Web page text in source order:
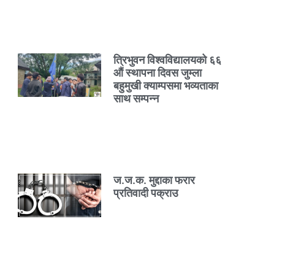
त्रिभुवन विश्वविद्यालयको ६६
औं स्थापना दिवस जुम्ला
बहुमुखी क्याम्पसमा भव्यताका
साथ सम्पन्न
ज.ज.क. मुद्दाका फरार
प्रतिवादी पक्राउ